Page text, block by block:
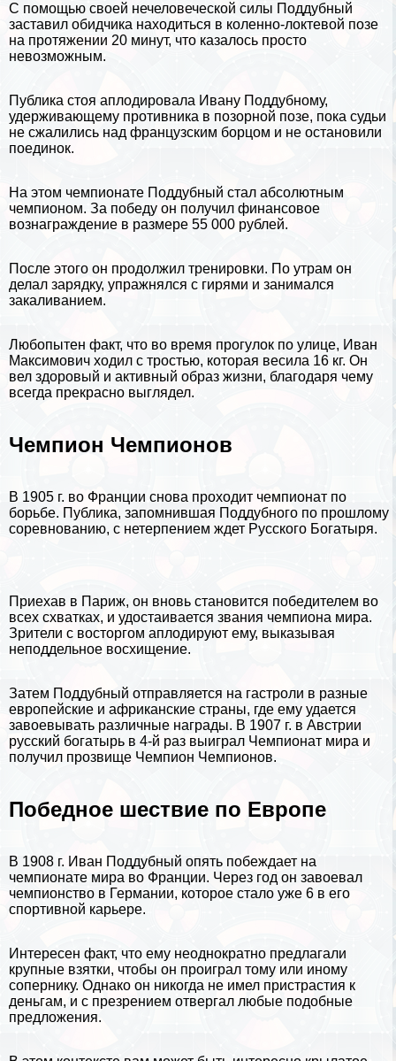
С помощью своей нечеловеческой силы Поддубный
заставил обидчика находиться в коленно-локтевой позе
на протяжении 20 минут, что казалось просто
невозможным.
Публика стоя аплодировала Ивану Поддубному,
удерживающему противника в позорной позе, пока судьи
не сжалились над французским борцом и не остановили
поединок.
На этом чемпионате Поддубный стал абсолютным
чемпионом. За победу он получил финансовое
вознаграждение в размере 55 000 рублей.
После этого он продолжил тренировки. По утрам он
делал зарядку, упражнялся с гирями и занимался
закаливанием.
Любопытен факт, что во время прогулок по улице, Иван
Максимович ходил с тростью, которая весила 16 кг. Он
вел здоровый и активный образ жизни, благодаря чему
всегда прекрасно выглядел.
Чемпион Чемпионов
В 1905 г. во Франции снова проходит чемпионат по
борьбе. Публика, запомнившая Поддубного по прошлому
соревнованию, с нетерпением ждет Русского Богатыря.
Приехав в Париж, он вновь становится победителем во
всех схватках, и удостаивается звания чемпиона мира.
Зрители с восторгом аплодируют ему, выказывая
неподдельное восхищение.
Затем Поддубный отправляется на гастроли в разные
европейские и африканские страны, где ему удается
завоевывать различные награды. В 1907 г. в Австрии
русский богатырь в 4-й раз выиграл Чемпионат мира и
получил прозвище Чемпион Чемпионов.
Победное шествие по Европе
В 1908 г. Иван Поддубный опять побеждает на
чемпионате мира во Франции. Через год он завоевал
чемпионство в Германии, которое стало уже 6 в его
спортивной карьере.
Интересен факт, что ему неоднократно предлагали
крупные взятки, чтобы он проиграл тому или иному
сопернику. Однако он никогда не имел пристрастия к
деньгам, и с презрением отвергал любые подобные
предложения.